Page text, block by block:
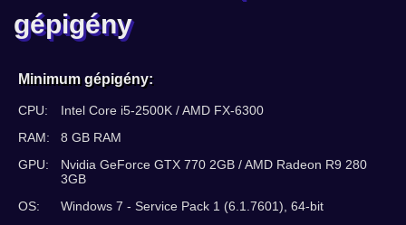
gépigény
Minimum gépigény:
CPU:
Intel Core i5-2500K / AMD FX-6300
RAM:
8 GB RAM
GPU:
Nvidia GeForce GTX 770 2GB / AMD Radeon R9 280
3GB
OS:
Windows 7 - Service Pack 1 (6.1.7601), 64-bit